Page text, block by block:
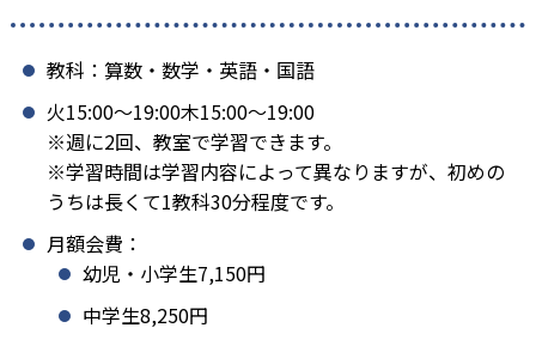
教科：算数・数学・英語・国語
火15:00〜19:00木15:00〜19:00
※週に2回、教室で学習できます。
※学習時間は学習内容によって異なりますが、初めの
うちは長くて1教科30分程度です。
月額会費：
幼児・小学生7,150円
中学生8,250円